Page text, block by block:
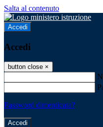
Salta al contenuto
Accedi
Accedi
button close ×
Password dimenticata?